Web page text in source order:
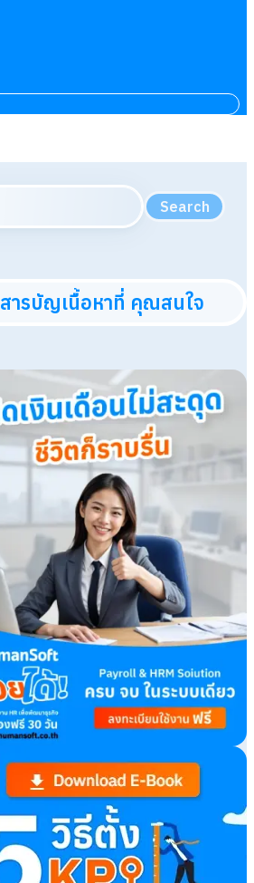
Search
สารบัญเนื้อหาที่ คุณสนใจ